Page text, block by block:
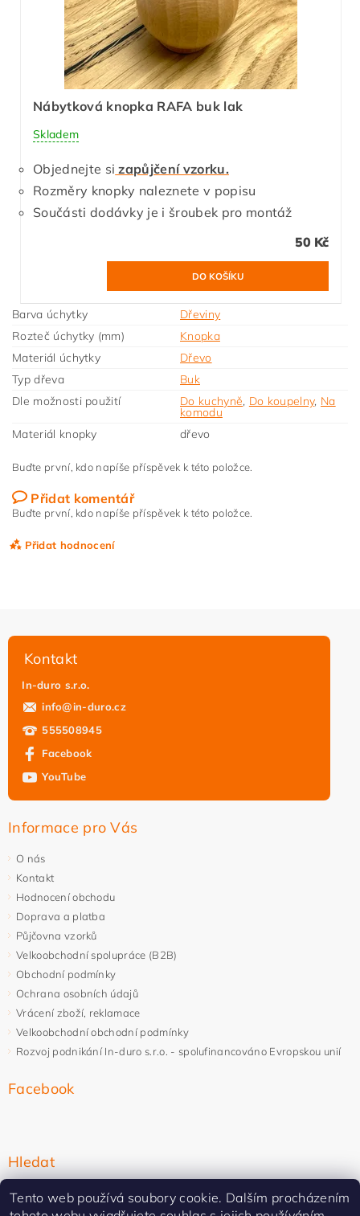
Nábytková knopka RAFA buk lak
Skladem
Objednejte si zapůjčení vzorku.
Rozměry knopky naleznete v popisu
Součásti dodávky je i šroubek pro montáž
50 Kč
Barva úchytky
Dřeviny
Rozteč úchytky (mm)
Knopka
Materiál úchytky
Dřevo
Typ dřeva
Buk
Dle možnosti použití
Do kuchyně, Do koupelny, Na
komodu
Materiál knopky
dřevo
Buďte první, kdo napíše příspěvek k této položce.
Přidat komentář
Buďte první, kdo napíše příspěvek k této položce.
Přidat hodnocení
osobních údajů
Kontakt
In-duro s.r.o.
info@in-duro.cz
555508945
Facebook
YouTube
Informace pro Vás
O nás
Kontakt
Hodnocení obchodu
Doprava a platba
Půjčovna vzorků
Velkoobchodní spolupráce (B2B)
Obchodní podmínky
Ochrana osobních údajů
Vrácení zboží, reklamace
Velkoobchodní obchodní podmínky
Rozvoj podnikání In-duro s.r.o. - spolufinancováno Evropskou unií
Facebook
Hledat
Tento web používá soubory cookie. Dalším procházením